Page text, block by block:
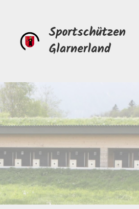
Sportschützen
Glarnerland